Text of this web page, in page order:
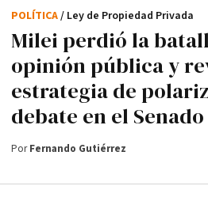
Milei perdió la
opinión pública y
estrategia de
debate en el Senado
POLÍTICA/ Ley de Propiedad Privada
PorFernando Gutiérrez